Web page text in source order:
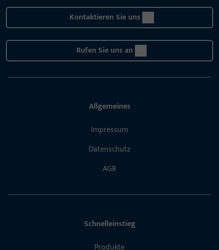
Kontaktieren Sie uns
Rufen Sie uns an
Allgemeines
Impressum
Datenschutz
AGB
Schnelleinstieg
Produkte